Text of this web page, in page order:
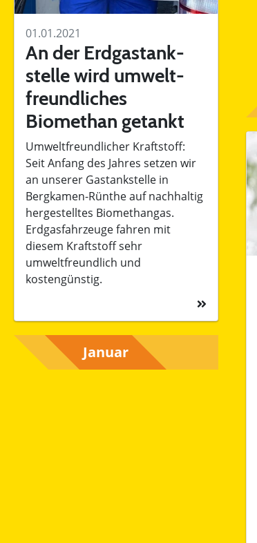
01.01.2021
An der Erdgas­tank­
stelle wird umwelt­
freund­liches
Biomethan getankt
Umweltfreundlicher Kraftstoff:
Seit Anfang des Jahres setzen wir
an unserer Gastankstelle in
Bergkamen-Rünthe auf nachhaltig
hergestelltes Biomethangas.
Erdgasfahrzeuge fahren mit
diesem Kraftstoff sehr
umweltfreundlich und
kostengünstig.